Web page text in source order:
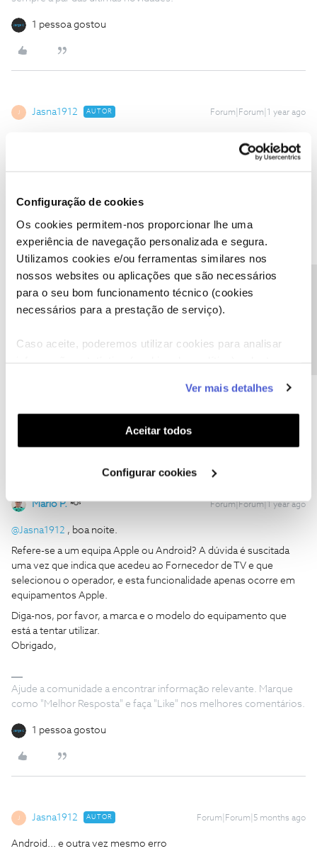
Configuração de cookies
Os cookies permitem-nos proporcionar lhe uma
experiência de navegação personalizada e segura.
Utilizamos cookies e/ou ferramentas similares nos
nossos websites ou aplicações que são necessários
para o seu bom funcionamento técnico (cookies
necessários para a prestação de serviço).
Caso aceite, poderemos utilizar cookies para analisar
funcionalidades (cookies de personalização e
funcionalidade) e adaptar anúncios aos seus interesses
(cookies de publicidade personalizada). Pode gerir a
utilização dos cookies clicando em "Configurar
Ver mais detalhes
Aceitar todos
Configurar cookies
1 pessoa gostou
Jasna1912 AUTOR Forum|Forum|1 year ago
> Delete cache > feito
> Delete data > feito
> Force stop > feito
>Uninstall NOS TV app > feito
> Restart device > feito
Mas o problema ainda não está resolvido.
Mário P. Forum|Forum|1 year ago
@Jasna1912 , boa noite.
Refere-se a um equipa Apple ou Android? A dúvida é suscitada
uma vez que indica que acedeu ao Fornecedor de TV e que
selecionou o operador, e esta funcionalidade apenas ocorre em
equipamentos Apple.
Diga-nos, por favor, a marca e o modelo do equipamento que
está a tentar utilizar.
Obrigado,
Ajude a comunidade a encontrar informação relevante. Marque
como "Melhor Resposta" e faça "Like" nos melhores comentários.
1 pessoa gostou
Jasna1912 AUTOR Forum|Forum|5 months ago
Android... e outra vez mesmo erro